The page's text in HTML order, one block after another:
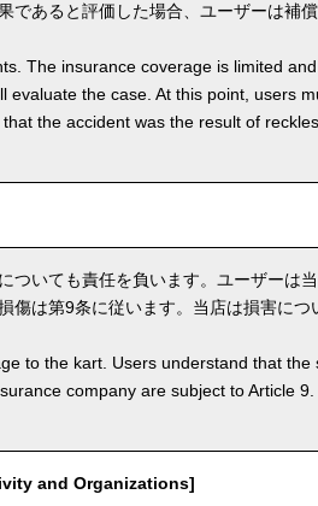
であると評価した場合、ユーザーは補
The insurance coverage is limited
evaluate the case. At this point, users
the accident was the result of
ついても責任を負います。ユーザーは
傷は第9条に従います。当店は損害につ
to the kart. Users understand that
company are subject to Article
and Organizations]